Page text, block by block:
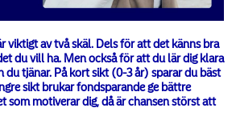
viktigt av två skäl. Dels för att det känns bra
du vill ha. Men också för att du lär dig klara
du tjänar. På kort sikt (0-3 år) sparar du bäst
sikt brukar fondsparande ge bättre
som motiverar dig, då är chansen störst att